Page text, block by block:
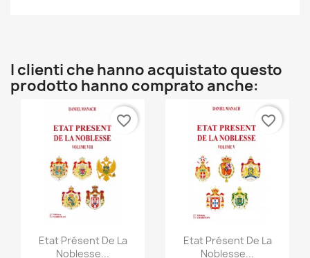
I clienti che hanno acquistato questo
prodotto hanno comprato anche:
Anteprima
Etat Présent De La
Noblesse...
favorite_border
Anteprima
Etat Présent De La
Noblesse...
favorite_border